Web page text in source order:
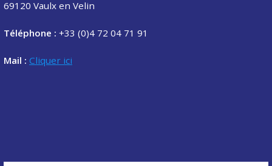
69120 Vaulx en Velin
Téléphone : +33 (0)4 72 04 71 91
Mail : Cliquer ici